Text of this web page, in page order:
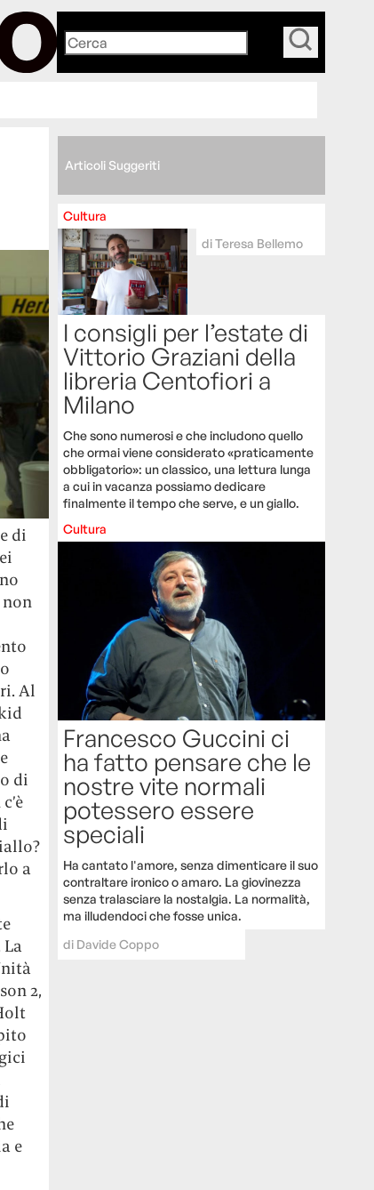
di
non
Al
di
a
2,
e
Articoli Suggeriti
Cultura
diTeresa Bellemo
I consigli per l’estate di
Vittorio Graziani della
libreria Centofiori a
Milano
Che sono numerosi e che includono quello
che ormai viene considerato «praticamente
obbligatorio»: un classico, una lettura lunga
a cui in vacanza possiamo dedicare
finalmente il tempo che serve, e un giallo.
Cultura
Francesco Guccini ci
ha fatto pensare che le
nostre vite normali
potessero essere
speciali
Ha cantato l'amore, senza dimenticare il suo
contraltare ironico o amaro. La giovinezza
senza tralasciare la nostalgia. La normalità,
ma illudendoci che fosse unica.
di Davide Coppo